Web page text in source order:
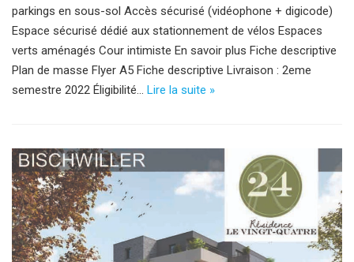
parkings en sous-sol Accès sécurisé (vidéophone + digicode)
Espace sécurisé dédié aux stationnement de vélos Espaces
verts aménagés Cour intimiste En savoir plus Fiche descriptive
Plan de masse Flyer A5 Fiche descriptive Livraison : 2eme
semestre 2022 Éligibilité… Lire la suite »